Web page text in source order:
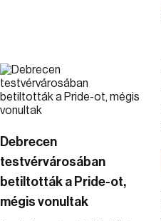
Debrecen
testvérvárosában
betiltották a Pride-ot,
mégis vonultak